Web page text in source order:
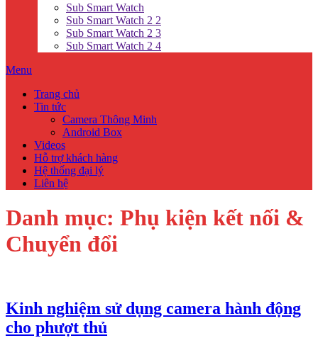
Sub Smart Watch
Sub Smart Watch 2 2
Sub Smart Watch 2 3
Sub Smart Watch 2 4
Menu
Trang chủ
Tin tức
Camera Thông Minh
Android Box
Videos
Hỗ trợ khách hàng
Hệ thống đại lý
Liên hệ
Danh mục: Phụ kiện kết nối &
Chuyển đổi
Kinh nghiệm sử dụng camera hành động
cho phượt thủ